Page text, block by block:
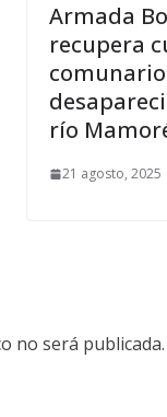
Armada
recupera
comunario
río
21 agosto, 2025
no será publicada.